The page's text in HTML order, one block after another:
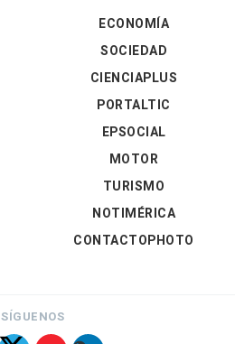
ECONOMÍA
SOCIEDAD
CIENCIAPLUS
PORTALTIC
EPSOCIAL
MOTOR
TURISMO
NOTIMÉRICA
CONTACTOPHOTO
SÍGUENOS